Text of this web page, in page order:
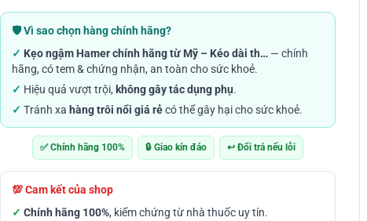
giá:
89.000VND
đến
1.490.000VND
🛡️ Vì sao chọn hàng chính hãng?
✓ Kẹo ngậm Hamer chính hãng từ Mỹ – Kéo dài th…— chính
hãng, có tem & chứng nhận, an toàn cho sức khoẻ.
✓ Hiệu quả vượt trội, không gây tác dụng phụ.
✓ Tránh xa hàng trôi nổi giá rẻcó thể gây hại cho sức khoẻ.
✅ Chính hãng 100% 🔒 Giao kín đáo ↩️ Đổi trả nếu lỗi
💯 Cam kết của shop
✓ Chính hãng 100%, kiểm chứng từ nhà thuốc uy tín.